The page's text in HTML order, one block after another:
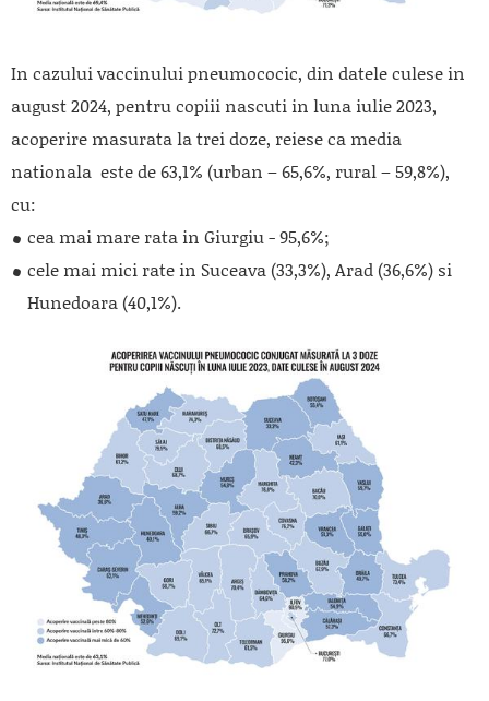
In cazului vaccinului pneumococic, din datele culese in
august 2024, pentru copiii nascuti in luna iulie 2023,
acoperire masurata la trei doze, reiese ca media
nationala este de 63,1% (urban – 65,6%, rural – 59,8%),
cu:
cea mai mare rata in Giurgiu - 95,6%;
cele mai mici rate in Suceava (33,3%), Arad (36,6%) si
Hunedoara (40,1%).